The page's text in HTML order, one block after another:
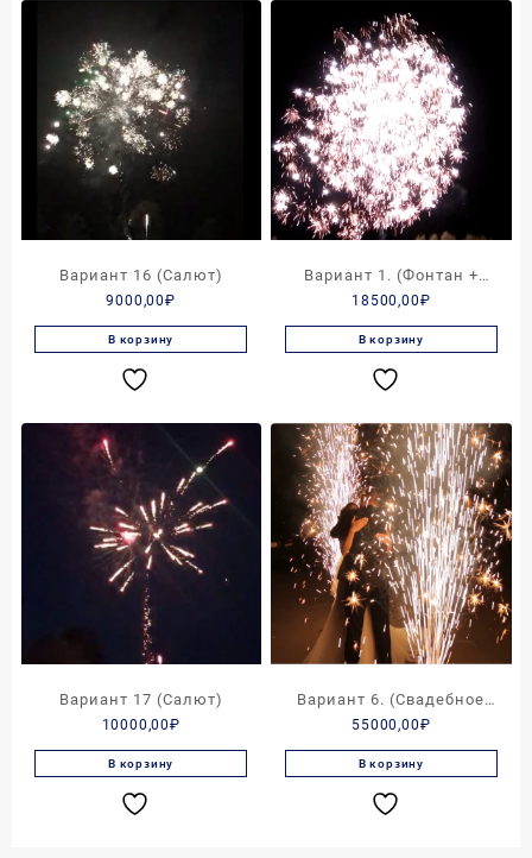
Вариант 16 (Салют)
9000,00₽
В корзину
Вариант 1. (Фонтан +
Салют)
18500,00₽
В корзину
Вариант 17 (Салют)
10000,00₽
В корзину
Вариант 6. (Свадебное
пиротехническое шоу)
55000,00₽
В корзину